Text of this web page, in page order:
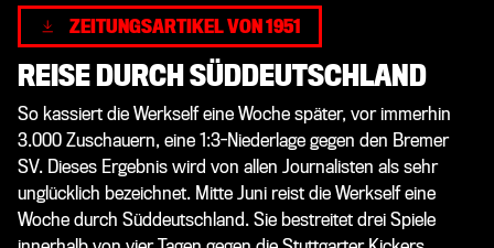
ZEITUNGSARTIKEL VON 1951
REISE DURCH SÜDDEUTSCHLAND
So kassiert die Werkself eine Woche später, vor immerhin
3.000 Zuschauern, eine 1:3-Niederlage gegen den Bremer
SV. Dieses Ergebnis wird von allen Journalisten als sehr
unglücklich bezeichnet. Mitte Juni reist die Werkself eine
Woche durch Süddeutschland. Sie bestreitet drei Spiele